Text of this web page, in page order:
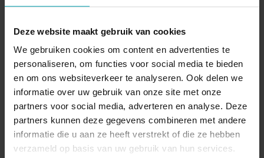
Deze website maakt gebruik van cookies
We gebruiken cookies om content en advertenties te
personaliseren, om functies voor social media te bieden
en om ons websiteverkeer te analyseren. Ook delen we
informatie over uw gebruik van onze site met onze
partners voor social media, adverteren en analyse. Deze
partners kunnen deze gegevens combineren met andere
informatie die u aan ze heeft verstrekt of die ze hebben
verzameld op basis van uw gebruik van hun services.
klaar voor?
Bedrijven die hybride werken als “aanvulling” blijven
zien, zullen blijven worstelen. Organisaties die er
bewust voor ontwerpen, zullen floreren.
Door communicatie te prioriteren, digitale
werkstromen te omarmen en een inclusieve cultuur
te bouwen, benut je de volledige kracht van
hybride
werken